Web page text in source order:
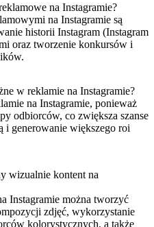
na Instagramie?
na​ Instagramie są
historii Instagram (Instagram
⁢oraz tworzenie konkursów i​
w ‍reklamie na‍ Instagramie?
na ‍Instagramie, ponieważ⁣
odbiorców, ‌co zwiększa szanse
i generowanie większego ‍roi
wizualnie‍ kontent na
Instagramie można tworzyć
zdjęć, wykorzystanie
kolorystycznych, a ⁤także